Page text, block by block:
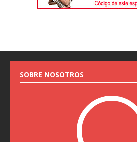
SOBRE NOSOTROS